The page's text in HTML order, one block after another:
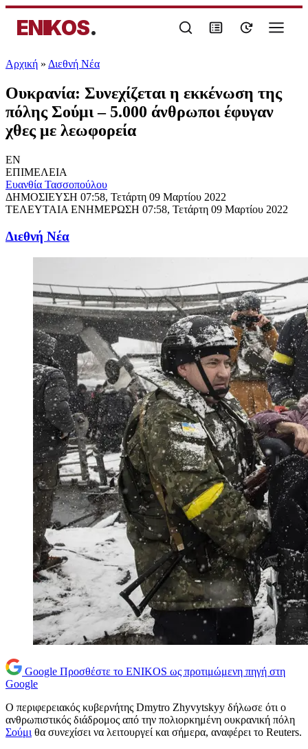
ENIKOS.
Αρχική » Διεθνή Νέα
Ουκρανία: Συνεχίζεται η εκκένωση της
πόλης Σούμι – 5.000 άνθρωποι έφυγαν
χθες με λεωφορεία
EN
ΕΠΙΜΕΛΕΙΑ
Ευανθία Τασσοπούλου
ΔΗΜΟΣΙΕΥΣΗ 07:58, Τετάρτη 09 Μαρτίου 2022
ΤΕΛΕΥΤΑΙΑ ΕΝΗΜΕΡΩΣΗ 07:58, Τετάρτη 09 Μαρτίου 2022
Διεθνή Νέα
Google Προσθέστε το ENIKOS ως προτιμώμενη πηγή στη
Google
Ο περιφερειακός κυβερνήτης Dmytro Zhyvytskyy δήλωσε ότι ο
ανθρωπιστικός διάδρομος από την πολιορκημένη ουκρανική πόλη
Σούμι θα συνεχίσει να λειτουργεί και σήμερα, αναφέρει το Reuters.